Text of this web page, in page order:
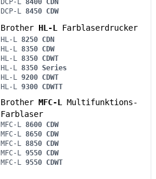
DCP-L
8450 CDW
Brother HL-L Farblaserdrucker
HL-L
8250 CDN
HL-L
8350 CDW
HL-L
8350 CDWT
HL-L
8350 Series
HL-L
9200 CDWT
HL-L
9300 CDWTT
Brother MFC-L
Multifunktions-
Farblaser
MFC-L
8600 CDW
MFC-L
8650 CDW
MFC-L
8850 CDW
MFC-L
9550 CDW
MFC-L
9550 CDWT